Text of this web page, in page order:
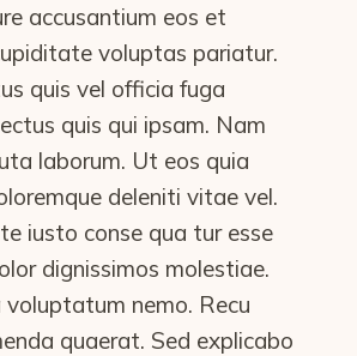
accusantium eos et
voluptas pariatur.
quis vel officia fuga
quis qui ipsam. Nam
laborum. Ut eos quia
deleniti vitae vel.
iusto conse qua tur esse
dignissimos molestiae.
nemo. Recu
quaerat. Sed explicabo